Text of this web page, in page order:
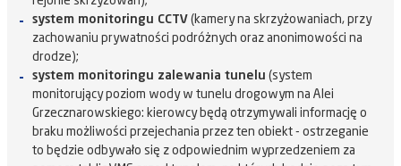
system monitoringu CCTV (kamery na skrzyżowaniach, przy
zachowaniu prywatności podróżnych oraz anonimowości na
drodze);
system monitoringu zalewania tunelu (system
monitorujący poziom wody w tunelu drogowym na Alei
Grzecznarowskiego: kierowcy będą otrzymywali informację o
braku możliwości przejechania przez ten obiekt - ostrzeganie
to będzie odbywało się z odpowiednim wyprzedzeniem za